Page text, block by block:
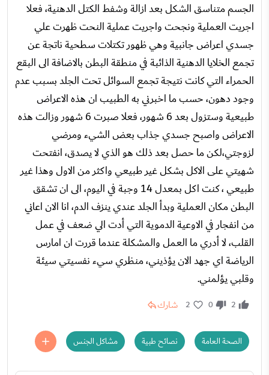
الجسم متناسق الشكل بعد ازالة وشفط الكتل الدهنية، فعلا
اجريت العملية ونجحت واجريت عملية النحت ظهرت علي
جسدي اعراض جانبية وهي ظهور تكتلات سطحية ناتجة عن
تجمع الخلايا الدهنية الذائبة في منطقة البطن بالاضافة الى البقع
الحمراء التي كانت نتيجة تجمع السوائل تحت الجلد بسبب عدم
وجود دهون، حسب ما اخبرني به الطبيب ان هذه الاعراض
طبيعية وستزول بعد 6 شهور، فعلا صبرت 6 شهور وزالت هذه
الاعراض واصبح جسدي جذاب بعض الشيء ومرضي
لزوجتي،لكن ما حصل بعد ذلك هو الذي لا يصدق، انفتحت
شهيتي على الاكل بشكل غير طبيعي واكثر من الاول وهذا غير
طبيعي ، كنت اكل بمعدل 14 وجبة في اليوم، الى ان تشقق
البطن مكان العملية وبدأ الجلد عندي ينزف الدم، انا الان اعاني
من انفجار في الاوعية الدموية التي أدت الي ضعف في عمل
القلب، لا أدري ما العمل والمشكلة عندما قررت ان امارس
الرياضة اي جهد الان يؤذيني، منظري سيء نفسيتي سيئة
وقلبي يؤلمني.
2
0
2 شارك
الصحة العامة نصائح طبية مشاكل الجنس